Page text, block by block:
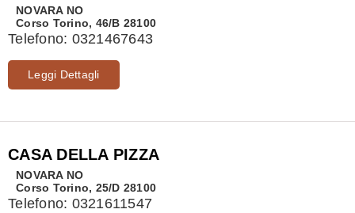
NOVARA NO
Corso Torino, 46/B 28100
Telefono: 0321467643
Leggi Dettagli
CASA DELLA PIZZA
NOVARA NO
Corso Torino, 25/D 28100
Telefono: 0321611547